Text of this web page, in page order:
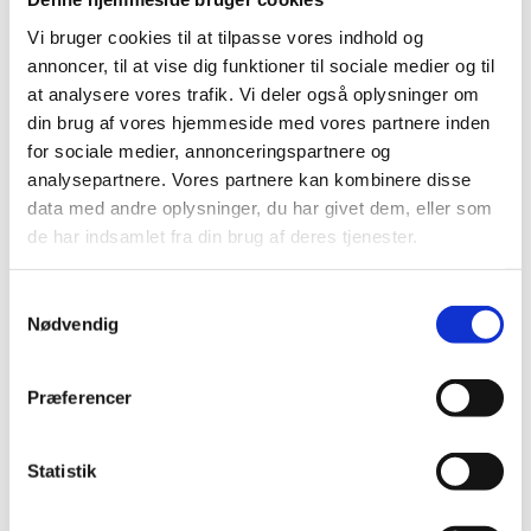
Vi bruger cookies til at tilpasse vores indhold og
annoncer, til at vise dig funktioner til sociale medier og til
at analysere vores trafik. Vi deler også oplysninger om
din brug af vores hjemmeside med vores partnere inden
for sociale medier, annonceringspartnere og
analysepartnere. Vores partnere kan kombinere disse
data med andre oplysninger, du har givet dem, eller som
de har indsamlet fra din brug af deres tjenester.
Nødvendig
Præferencer
Statistik
Midler til fordeling
Der er i alt 4,9 millioner kroner i puljen.
Ansøgningsfrist
Frist for indsendelse af ansøgninger er tirsdag den 25. august
2020, klokken 13.00.
Spørgsmål om selve ansøgningen, budget eller